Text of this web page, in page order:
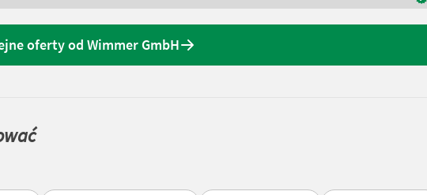
oferty od Wimmer GmbH